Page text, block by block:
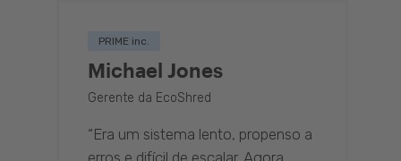
PRIME inc.
Michael Jones
Gerente da EcoShred
“Era um sistema lento, propenso a
erros e difícil de escalar. Agora